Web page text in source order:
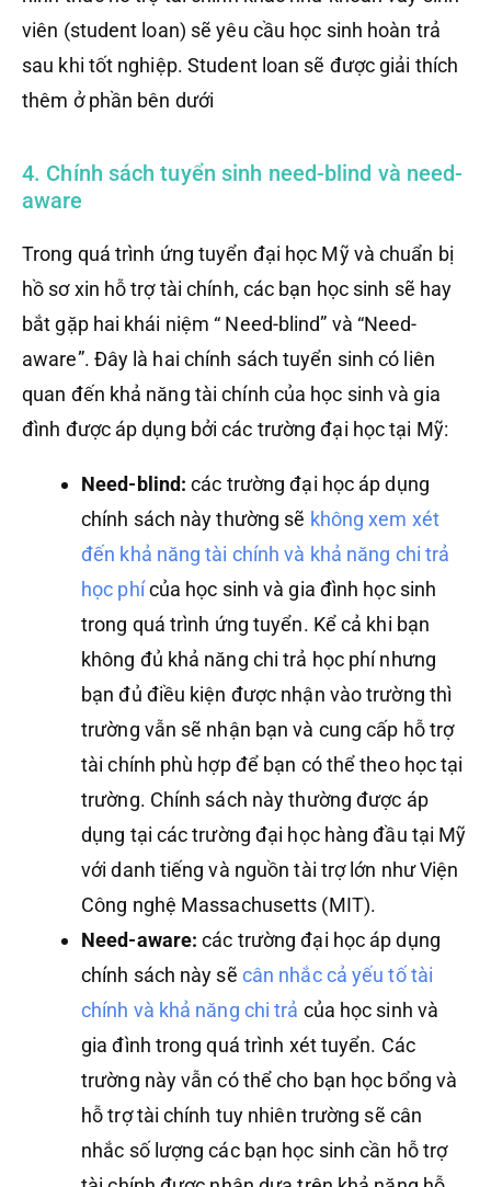
viên (student loan) sẽ yêu cầu học sinh hoàn trả
sau khi tốt nghiệp. Student loan sẽ được giải thích
thêm ở phần bên dưới
4. Chính sách tuyển sinh need-blind và need-
aware
Trong quá trình ứng tuyển đại học Mỹ và chuẩn bị
hồ sơ xin hỗ trợ tài chính, các bạn học sinh sẽ hay
bắt gặp hai khái niệm “ Need-blind” và “Need-
aware”. Đây là hai chính sách tuyển sinh có liên
quan đến khả năng tài chính của học sinh và gia
đình được áp dụng bởi các trường đại học tại Mỹ:
Need-blind: các trường đại học áp dụng
chính sách này thường sẽ không xem xét
đến khả năng tài chính và khả năng chi trả
học phícủa học sinh và gia đình học sinh
trong quá trình ứng tuyển. Kể cả khi bạn
không đủ khả năng chi trả học phí nhưng
bạn đủ điều kiện được nhận vào trường thì
trường vẫn sẽ nhận bạn và cung cấp hỗ trợ
tài chính phù hợp để bạn có thể theo học tại
trường. Chính sách này thường được áp
dụng tại các trường đại học hàng đầu tại Mỹ
với danh tiếng và nguồn tài trợ lớn như Viện
Công nghệ Massachusetts (MIT).
Need-aware: các trường đại học áp dụng
chính sách này sẽ cân nhắc cả yếu tố tài
chính và khả năng chi trả của học sinh và
gia đình trong quá trình xét tuyển. Các
trường này vẫn có thể cho bạn học bổng và
hỗ trợ tài chính tuy nhiên trường sẽ cân
nhắc số lượng các bạn học sinh cần hỗ trợ